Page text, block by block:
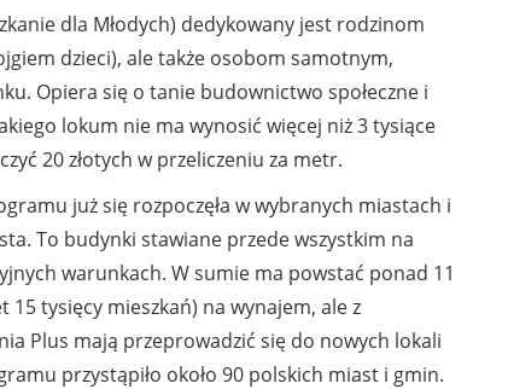
dla Młodych) dedykowany jest rodzinom
dzieci), ale także osobom samotnym,
Opiera się o tanie budownictwo społeczne i
lokum nie ma wynosić więcej niż 3 tysiące
20 złotych w przeliczeniu za metr.
już się rozpoczęła w wybranych miastach i
To budynki stawiane przede wszystkim na
warunkach. W sumie ma powstać ponad 11
tysięcy mieszkań) na wynajem, ale z
Plus mają przeprowadzić się do nowych lokali
przystąpiło około 90 polskich miast i gmin.